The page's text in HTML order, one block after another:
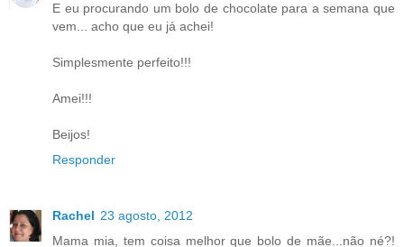
E eu procurando um bolo de chocolate para a semana que
vem... acho que eu já achei!
Simplesmente perfeito!!!
Amei!!!
Beijos!
Responder
Rachel 23 agosto, 2012
Mama mia, tem coisa melhor que bolo de mãe...não né?!